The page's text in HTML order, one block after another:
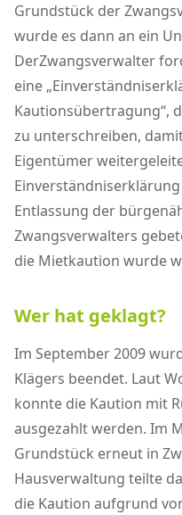
Grundstück der
wurde es dann an ein
DerZwangsverwalter
eine
Kautionsübertragung“,
zu unterschreiben,
Eigentümer
Entlassung der
Zwangsverwalters
die Mietkaution wurde
Wer hat geklagt?
Im September 2009
Klägers beendet. Laut
konnte die Kaution mit
ausgezahlt werden. Im
Grundstück erneut in
Hausverwaltung teilte
die Kaution aufgrund